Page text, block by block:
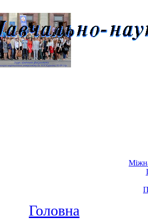
Головна